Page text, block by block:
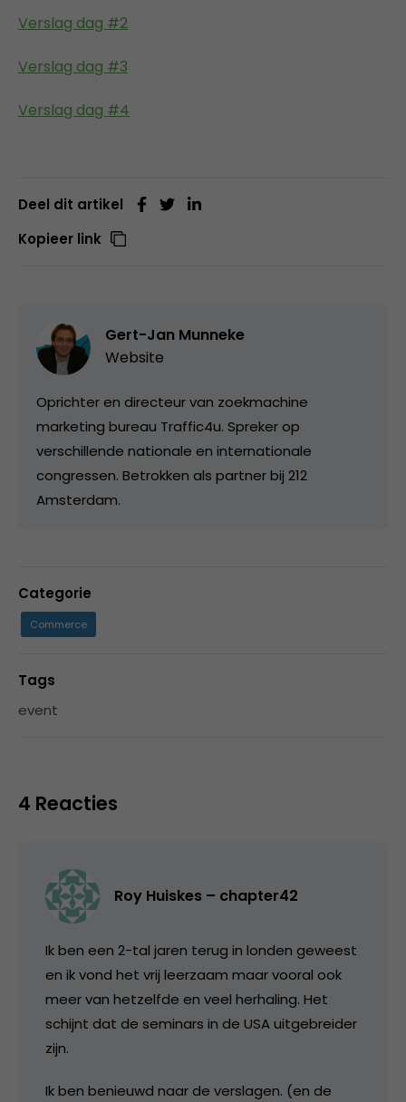
Verslag dag #2
Verslag dag #3
Verslag dag #4
Deel dit artikel
Kopieer link
Gert-Jan Munneke
Website
Oprichter en directeur van zoekmachine
marketing bureau Traffic4u. Spreker op
verschillende nationale en internationale
congressen. Betrokken als partner bij 212
Amsterdam.
Categorie
Commerce
Tags
event
4 Reacties
Roy Huiskes – chapter42
Ik ben een 2-tal jaren terug in londen geweest
en ik vond het vrij leerzaam maar vooral ook
meer van hetzelfde en veel herhaling. Het
schijnt dat de seminars in de USA uitgebreider
zijn.
Ik ben benieuwd naar de verslagen. (en de